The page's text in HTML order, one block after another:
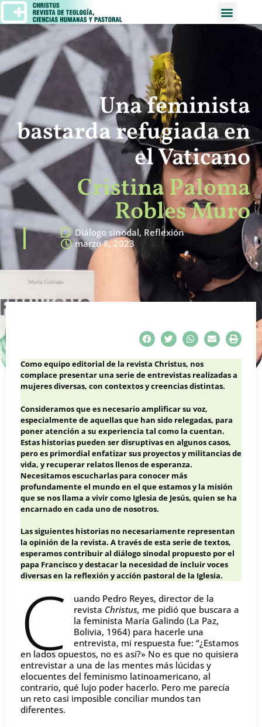
Una feminista
bastarda refugiada en
el Vaticano
Cristina Paloma
Robles Muro
Diálogo sinodal, Reflexión
marzo 8, 2023
Como equipo editorial de la revista Christus, nos
complace presentar una serie de entrevistas realizadas a
mujeres diversas, con contextos y creencias distintas.
Consideramos que es necesario amplificar su voz,
especialmente de aquellas que han sido relegadas, para
poner atención a su experiencia tal como la cuentan.
Estas historias pueden ser disruptivas en algunos casos,
pero es primordial enfatizar sus proyectos y militancias de
vida, y recuperar relatos llenos de esperanza.
Necesitamos escucharlas para conocer más
profundamente el mundo en el que estamos y la misión
que se nos llama a vivir como Iglesia de Jesús, quien se ha
encarnado en cada uno de nosotros.
Las siguientes historias no necesariamente representan
la opinión de la revista. A través de esta serie de textos,
esperamos contribuir al diálogo sinodal propuesto por el
papa Francisco y destacar la necesidad de incluir voces
diversas en la reflexión y acción pastoral de la Iglesia.
C
uando Pedro Reyes, director de la
revista Christus, me pidió que buscara a
la feminista María Galindo (La Paz,
Bolivia, 1964) para hacerle una
entrevista, mi respuesta fue: “¿Estamos
en lados opuestos, no es así?» No es que no quisiera
entrevistar a una de las mentes más lúcidas y
elocuentes del feminismo latinoamericano, al
contrario, qué lujo poder hacerlo. Pero me parecía
un reto casi imposible conciliar mundos tan
diferentes.